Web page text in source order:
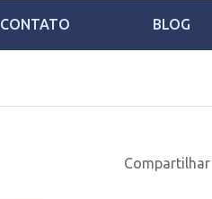
CONTATO BLOG
Compartilhar